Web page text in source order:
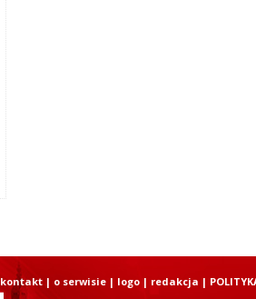
kontakt| o serwisie| logo| redakcja |